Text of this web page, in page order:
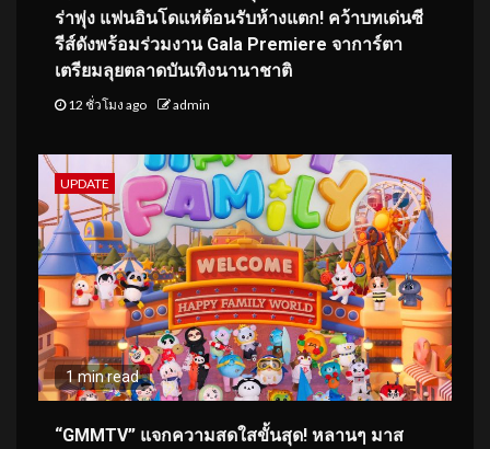
ร่าพุ่ง แฟนอินโดแห่ต้อนรับห้างแตก! คว้าบทเด่นซี
รีส์ดังพร้อมร่วมงาน Gala Premiere จาการ์ตา
เตรียมลุยตลาดบันเทิงนานาชาติ
12 ชั่วโมง ago admin
UPDATE
1 min read
“GMMTV” แจกความสดใสขั้นสุด! หลานๆ มาส